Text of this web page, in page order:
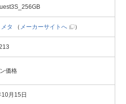
タ （ メーカーサイトへ ）
価格
月15日